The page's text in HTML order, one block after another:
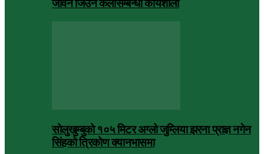
जीवन जिउने कलासम्बन्धी कार्यशाला
सोलुखुम्बुको १०५ मिटर अग्लो जुम्लिया झरना प्राज्ञ नगेन
सिंहको त्रिकोण क्यानभासमा